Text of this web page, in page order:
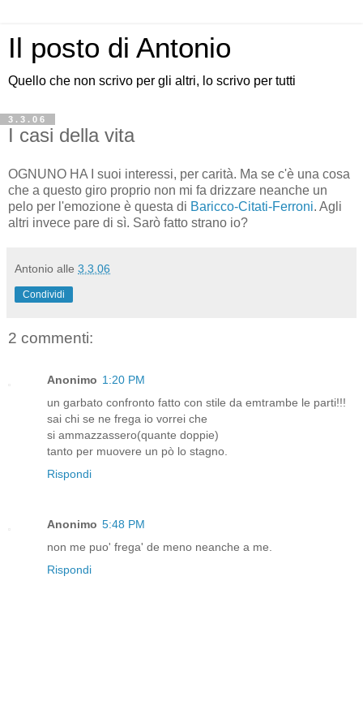
Il posto di Antonio
Quello che non scrivo per gli altri, lo scrivo per tutti
3.3.06
I casi della vita
OGNUNO HA I suoi interessi, per carità. Ma se c'è una cosa
che a questo giro proprio non mi fa drizzare neanche un
pelo per l'emozione è questa di Baricco-Citati-Ferroni. Agli
altri invece pare di sì. Sarò fatto strano io?
Antonio alle 3.3.06
Condividi
2 commenti:
Anonimo 1:20 PM
un garbato confronto fatto con stile da emtrambe le parti!!!
sai chi se ne frega io vorrei che
si ammazzassero(quante doppie)
tanto per muovere un pò lo stagno.
Rispondi
Anonimo 5:48 PM
non me puo' frega' de meno neanche a me.
Rispondi